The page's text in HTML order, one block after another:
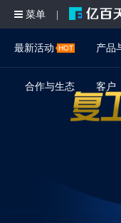
最新活动 产品
合作与生态 客户
菜单